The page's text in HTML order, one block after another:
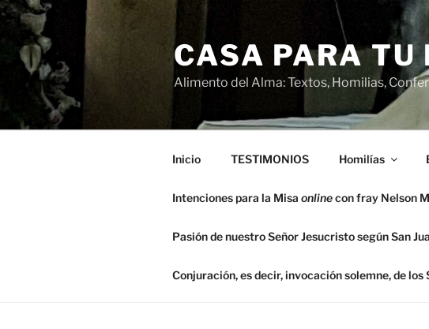
Saltar
contenido
CASA PARA TU
Alimento del Alma: Textos, Homilias,
Inicio TESTIMONIOS Homilías
Intenciones para la Misa onlinecon fray Nelson
Pasión de nuestro Señor Jesucristo según San
Conjuración, es decir, invocación solemne, de los